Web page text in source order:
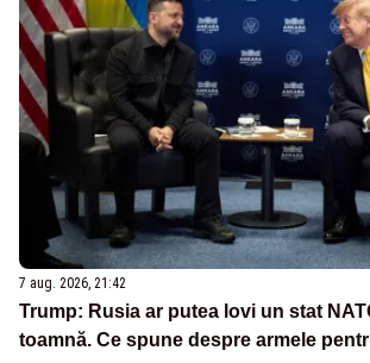
7 aug. 2026, 21:42
Trump: Rusia ar putea lovi un stat
toamnă. Ce spune despre armele